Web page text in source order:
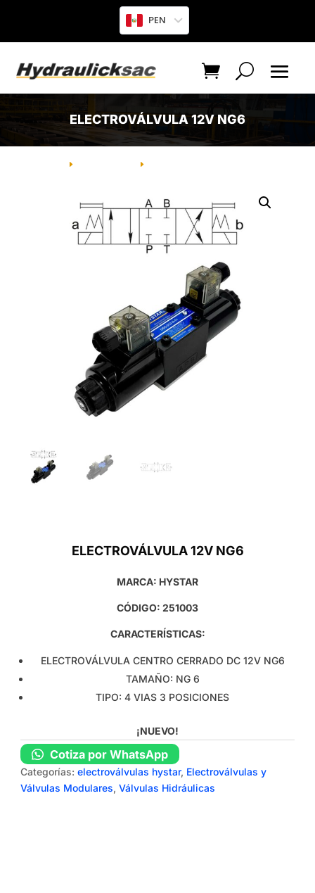
PEN
ELECTROVÁLVULA 12V NG6
E E
ELECTROVÁLVULA 12V NG6
MARCA: HYSTAR
CÓDIGO: 251003
CARACTERÍSTICAS:
ELECTROVÁLVULA CENTRO CERRADO DC 12V NG6
TAMAÑO: NG 6
TIPO: 4 VIAS 3 POSICIONES
¡NUEVO!
Cotiza por WhatsApp
Categorías:electroválvulas hystar, Electroválvulas y
Válvulas Modulares,Válvulas Hidráulicas